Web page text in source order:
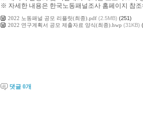
※ 자세한 내용은 한국노동패널조사 홈페이지 참
2022 노동패널 공모 리플릿(최종).pdf (2.5MB) (251)
2022 연구계획서 공모 제출자료 양식(최종).hwp (31KB)
댓글 0개